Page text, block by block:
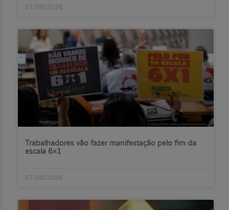
07/08/2026
Trabalhadores vão fazer manifestação pelo fim da
escala 6×1
07/08/2026